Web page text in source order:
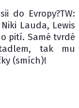
do Evropy?TW:
Lauda, Lewis
pití. Samé tvrdé
tak mu
(smích)!